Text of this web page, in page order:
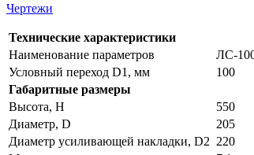
Чертежи
Технические характеристики
Наименование параметров
ЛС-
Условный переход D1, мм
100
Габаритные размеры
Высота, H
550
Диаметр, D
205
Диаметр усиливающей накладки, D2 220